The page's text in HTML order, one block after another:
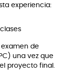
experiencia:
de
una vez que
proyecto final.